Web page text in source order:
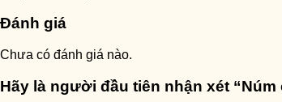
Đánh giá
Chưa có đánh giá nào.
Hãy là người đầu tiên nhận xét “Núm